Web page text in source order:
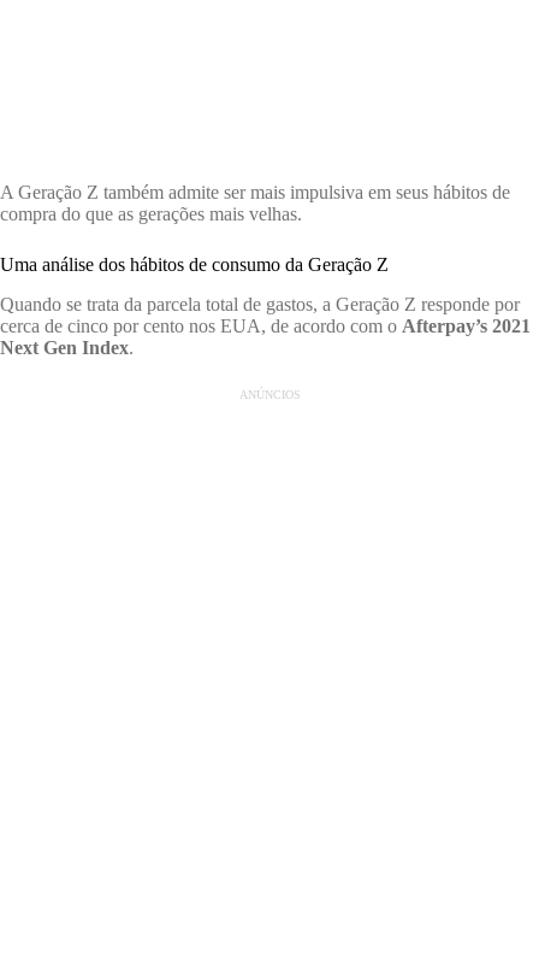
A Geração Z também admite ser mais impulsiva em seus hábitos de
compra do que as gerações mais velhas.
Uma análise dos hábitos de consumo da Geração Z
Quando se trata da parcela total de gastos, a Geração Z responde por
cerca de cinco por cento nos EUA, de acordo com o Afterpay’s 2021
Next Gen Index.
ANÚNCIOS